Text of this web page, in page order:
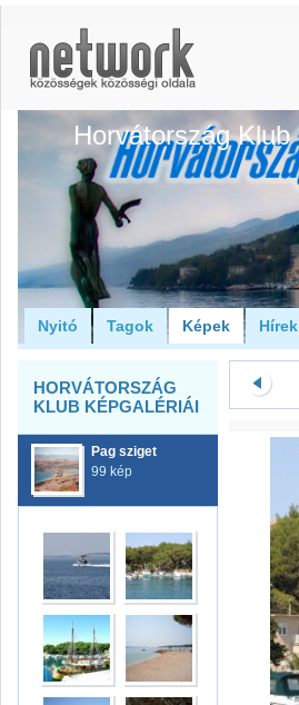
Horvátország Klub
Nyitó Tagok Képek Hírek
HORVÁTORSZÁG
KLUB KÉPGALÉRIÁI
Pag sziget
99 kép